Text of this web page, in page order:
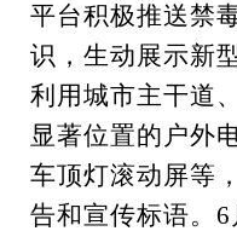
平台积极推送禁
识，生动展示新
利用城市主干道
显著位置的户外
车顶灯滚动屏等
告和宣传标语。